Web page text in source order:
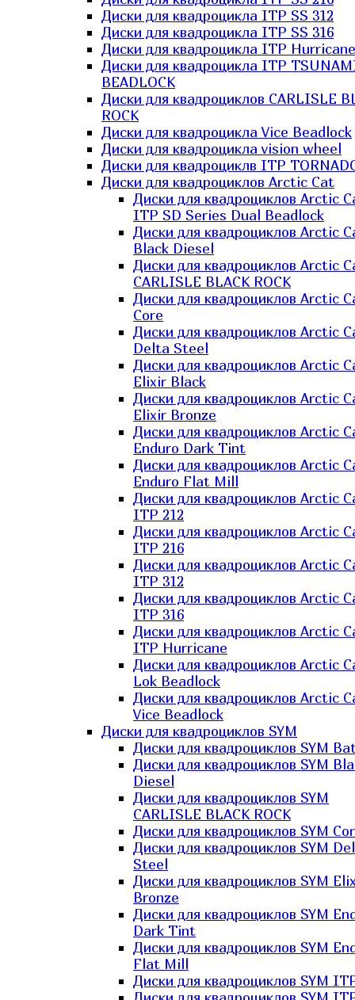
Диски для квадроцикла ITP SS 312
Диски для квадроцикла ITP SS 316
Диски для квадроцикла ITP Hurricane
Диски для квадроцикла ITP
BEADLOCK
Диски для квадроциклов CARLISLE
ROCK
Диски для квадроцикла Vice Beadlock
Диски для квадроцикла vision wheel
Диски для квадроциклв ITP
Диски для квадроциклов Arctic Cat
Диски для квадроциклов Arctic
ITP SD Series Dual Beadlock
Диски для квадроциклов Arctic
Black Diesel
Диски для квадроциклов Arctic
CARLISLE BLACK ROCK
Диски для квадроциклов Arctic
Core
Диски для квадроциклов Arctic
Delta Steel
Диски для квадроциклов Arctic
Elixir Black
Диски для квадроциклов Arctic
Elixir Bronze
Диски для квадроциклов Arctic
Enduro Dark Tint
Диски для квадроциклов Arctic
Enduro Flat Mill
Диски для квадроциклов Arctic
ITP 212
Диски для квадроциклов Arctic
ITP 216
Диски для квадроциклов Arctic
ITP 312
Диски для квадроциклов Arctic
ITP 316
Диски для квадроциклов Arctic
ITP Hurricane
Диски для квадроциклов Arctic
Lok Beadlock
Диски для квадроциклов Arctic
Vice Beadlock
Диски для квадроциклов SYM
Диски для квадроциклов SYM
Диски для квадроциклов SYM
Diesel
Диски для квадроциклов SYM
CARLISLE BLACK ROCK
Диски для квадроциклов SYM
Диски для квадроциклов SYM
Steel
Диски для квадроциклов SYM
Bronze
Диски для квадроциклов SYM
Dark Tint
Диски для квадроциклов SYM
Flat Mill
Диски для квадроциклов SYM